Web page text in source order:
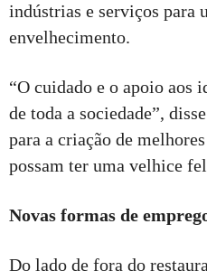
indústrias e serviços para
envelhecimento.
“O cuidado e o apoio aos
de toda a sociedade”,
para a criação de
possam ter uma velhice
Novas formas de
Do lado de fora do